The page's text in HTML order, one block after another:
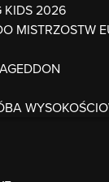
KIDS 2026
MISTRZOSTW